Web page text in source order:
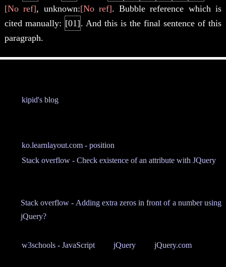
[No ref], unknown:[No ref]. Bubble reference which is
cited manually: [01]. And this is the final sentence of this
paragraph.
kipid's blog
ko.learnlayout.com - position
Stack overflow - Check existence of an attribute with JQuery
Stack overflow - Adding extra zeros in front of a number using
jQuery?
w3schools - JavaScript
jQuery jQuery.com